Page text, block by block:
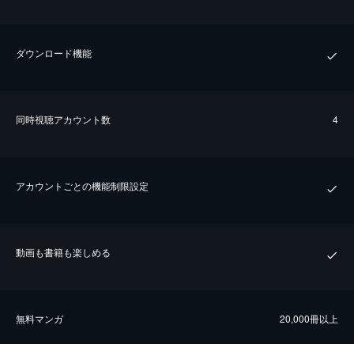
ダウンロード機能
同時視聴アカウント数 4
アカウントごとの機能制限設定
動画も書籍も楽しめる
無料マンガ 20,000冊以上